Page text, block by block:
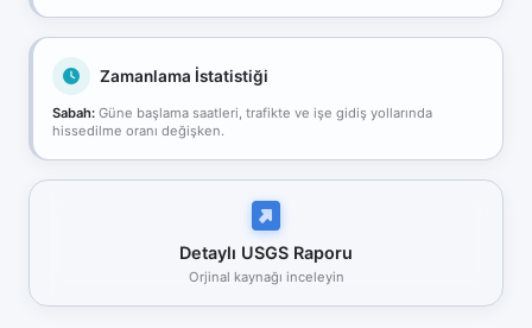
Zamanlama İstatistiği
Sabah: Güne başlama saatleri, trafikte ve işe gidiş yollarında
hissedilme oranı değişken.
Detaylı USGS Raporu
Orjinal kaynağı inceleyin